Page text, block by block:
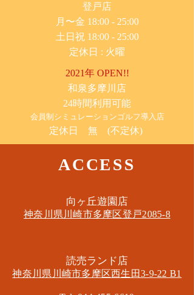
​登戸店
月〜金 18:00 - 25:00
土日祝 18:00 - 25:00
​定休日 : 火曜
2021年 OPEN!!
​和泉多摩川店
24時間利用可能
​会員制シミュレーションゴルフ導入店
定休日 無 (不定休)
ACCESS
​向ヶ丘遊園店
神奈川県川崎市多摩区​登戸2085-8
​読売ランド店
神奈川県川崎市多摩区​西生田3-9-22 B1